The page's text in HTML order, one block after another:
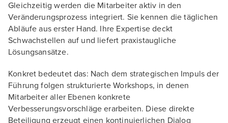
Gleichzeitig werden die Mitarbeiter aktiv in den
Veränderungsprozess integriert. Sie kennen die täglichen
Abläufe aus erster Hand. Ihre Expertise deckt
Schwachstellen auf und liefert praxistaugliche
Lösungsansätze.
Konkret bedeutet das: Nach dem strategischen Impuls der
Führung folgen strukturierte Workshops, in denen
Mitarbeiter aller Ebenen konkrete
Verbesserungsvorschläge erarbeiten. Diese direkte
Beteiligung erzeugt einen kontinuierlichen Dialog